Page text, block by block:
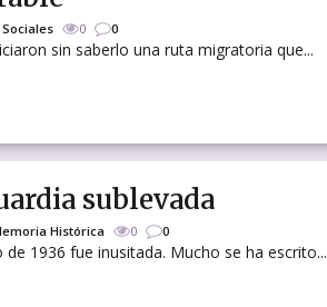
0 0
sin saberlo una ruta migratoria que...
sublevada
Histórica 0 0
1936 fue inusitada. Mucho se ha escrito...